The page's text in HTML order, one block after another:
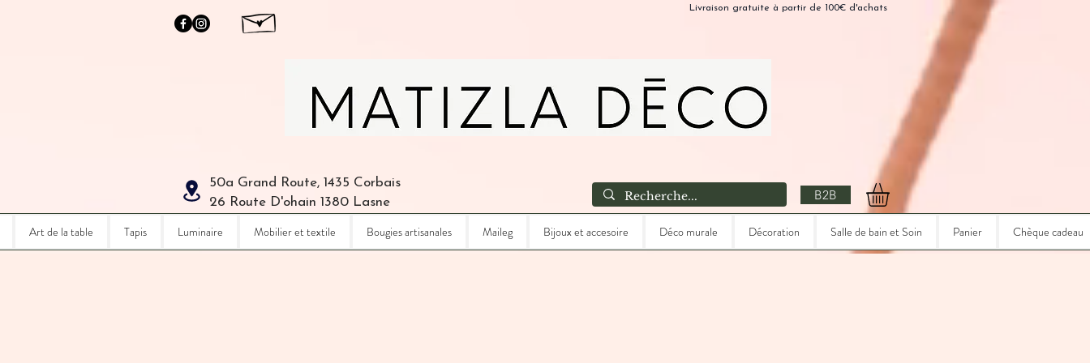
Livraison gratuite à partir de 100€ d'achats
50a Grand Route, 1435 Corbais
26 Route D'ohain 1380 Lasne
B2B
Art de la table Tapis Luminaire Mobilier et textile Bougies artisanales Maileg Bijoux et accesoire Déco murale Décoration Salle de bain et Soin Panier Chèque cadeau